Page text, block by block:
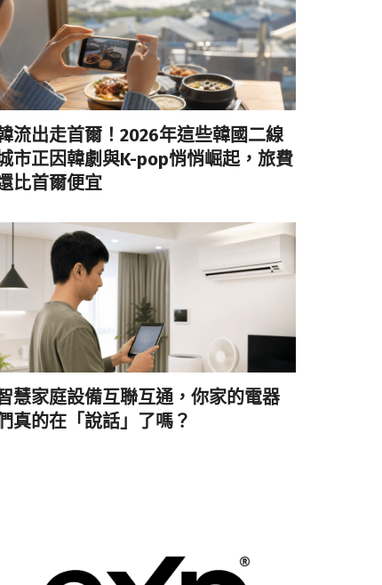
流出走首爾！2026年這些韓國二線
市正因韓劇與K-pop悄悄崛起，旅費
比首爾便宜
慧家庭設備互聯互通，你家的電器
真的在「說話」了嗎？